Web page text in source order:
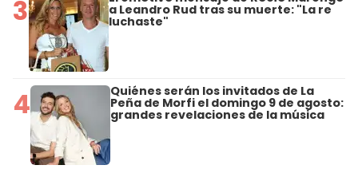
3 a Leandro Rud tras su muerte: "La re
luchaste"
4 Quiénes serán los invitados de La
Peña de Morfi el domingo 9 de agosto:
grandes revelaciones de la música